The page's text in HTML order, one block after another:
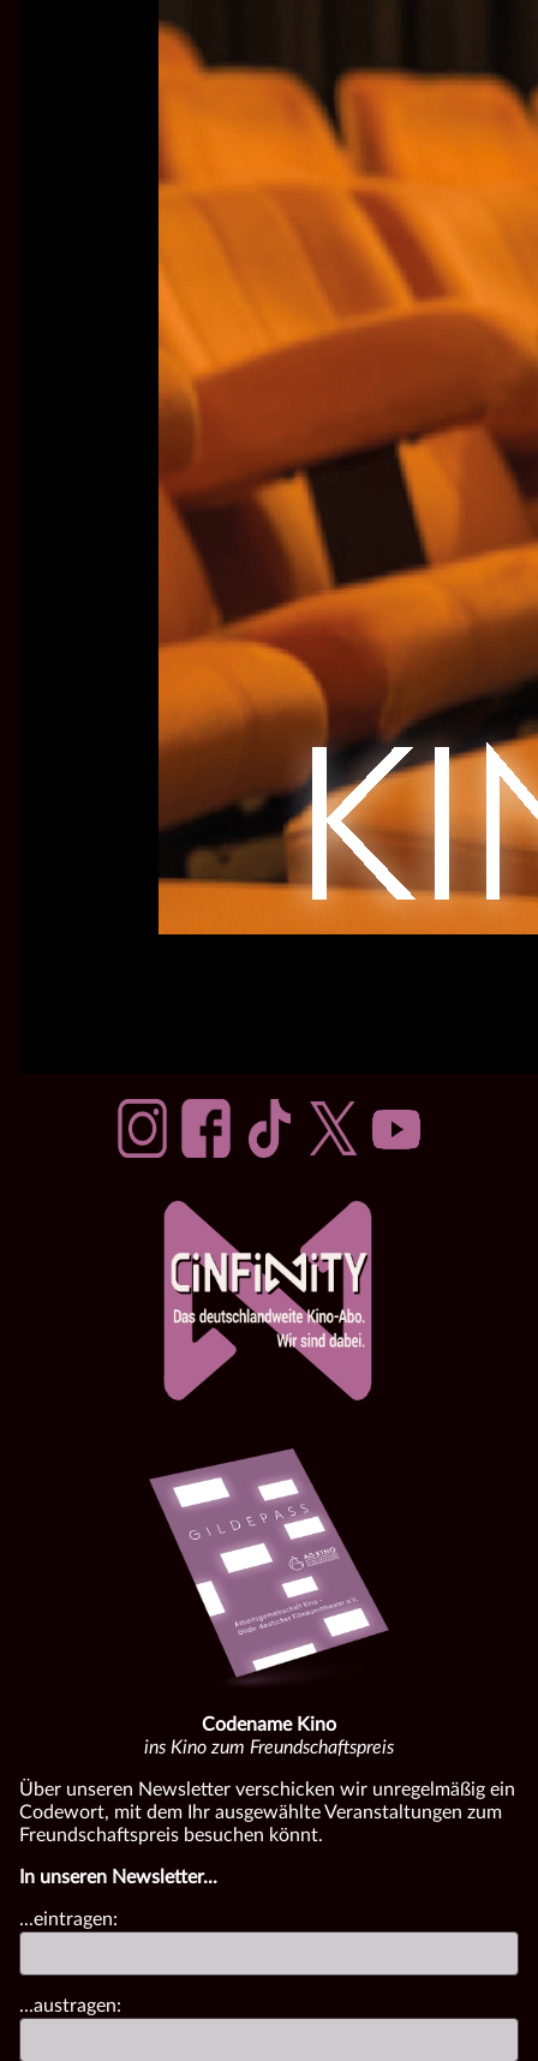
Codename Kino
ins Kino zum Freundschaftspreis
Über unseren Newsletter verschicken wir unregelmäßig ein
Codewort, mit dem Ihr ausgewählte Veranstaltungen zum
Freundschaftspreis besuchen könnt.
In unseren Newsletter...
...eintragen:
...austragen: